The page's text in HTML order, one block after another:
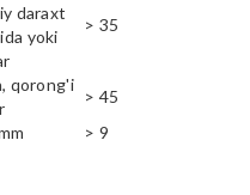
daraxt
yoki
> 35
qorong'i
> 45
> 9